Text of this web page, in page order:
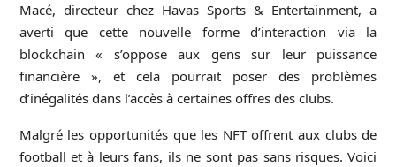
Macé, directeur chez Havas Sports & Entertainment, a
averti que cette nouvelle forme d’interaction via la
blockchain « s’oppose aux gens sur leur puissance
financière », et cela pourrait poser des problèmes
d’inégalités dans l’accès à certaines offres des clubs.
Malgré les opportunités que les NFT offrent aux clubs de
football et à leurs fans, ils ne sont pas sans risques. Voici